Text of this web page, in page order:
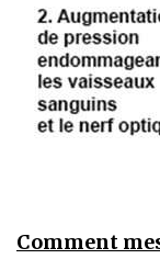
Comment